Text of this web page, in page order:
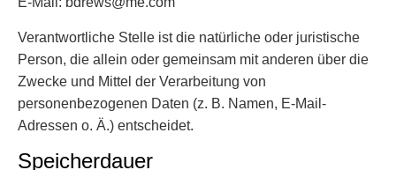
Verantwortliche Stelle ist die natürliche oder juristische
Person, die allein oder gemeinsam mit anderen über die
Zwecke und Mittel der Verarbeitung von
personenbezogenen Daten (z. B. Namen, E-Mail-
Adressen o. Ä.) entscheidet.
Speicherdauer